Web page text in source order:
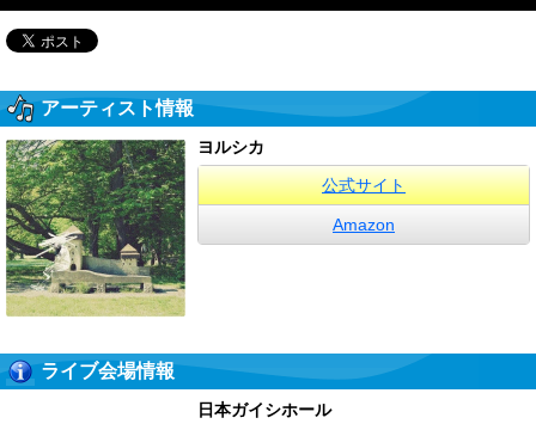
アーティスト情報
ヨルシカ
公式サイト
Amazon
ライブ会場情報
日本ガイシホール